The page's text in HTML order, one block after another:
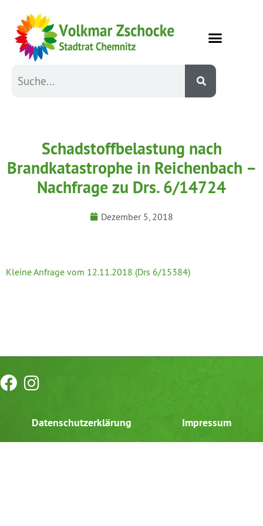
Schadstoffbelastung nach
Brandkatastrophe in Reichenbach –
Nachfrage zu Drs. 6/14724
Dezember 5, 2018
Kleine Anfrage vom 12.11.2018 (Drs 6/15384)
Datenschutzerklärung Impressum